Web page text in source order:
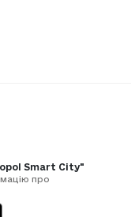
Smart City"
про